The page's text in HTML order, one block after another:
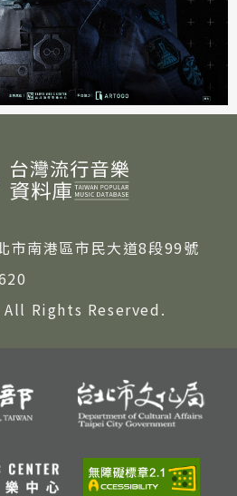
市南港區市民大道8段99號
Rights Reserved.